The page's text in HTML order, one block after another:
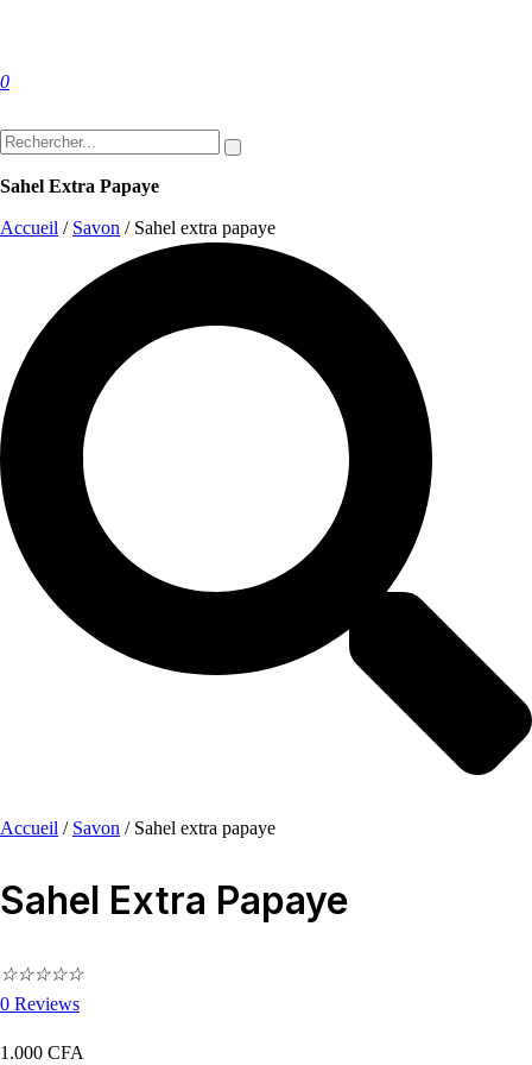
0
Sahel Extra Papaye
Accueil / Savon / Sahel extra papaye
Accueil / Savon / Sahel extra papaye
Sahel Extra Papaye
☆☆☆☆☆
0 Reviews
1.000 CFA